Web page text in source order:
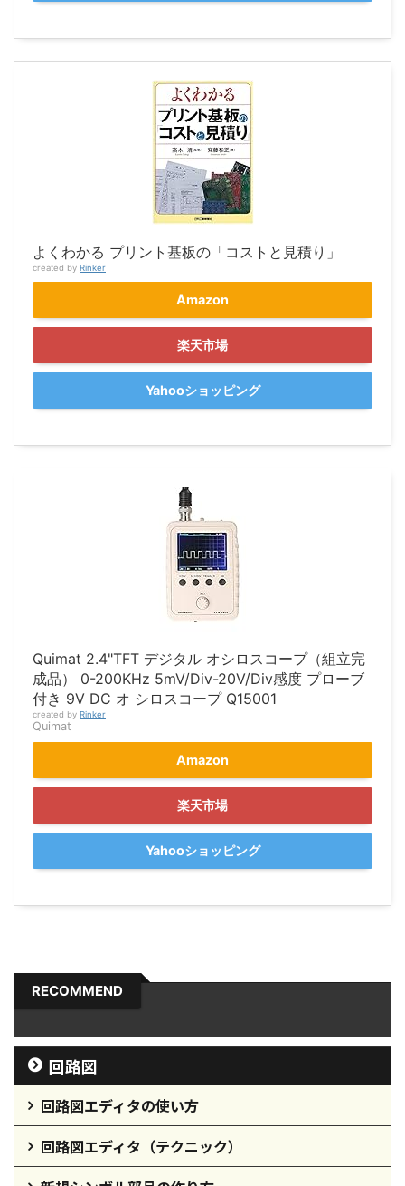
よくわかる プリント基板の「コストと見積り」
created by Rinker
Amazon
楽天市場
Yahooショッピング
Quimat 2.4"TFT デジタル オシロスコープ（組立完
成品） 0-200KHz 5mV/Div-20V/Div感度 プローブ
付き 9V DC オ シロスコープ Q15001
created by Rinker
Quimat
Amazon
楽天市場
Yahooショッピング
RECOMMEND
回路図
回路図エディタの使い方
回路図エディタ（テクニック）